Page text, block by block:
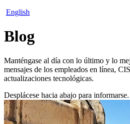
English
Blog
Manténgase al día con lo último y lo
mensajes de los empleados en línea,
actualizaciones tecnológicas.
Desplácese hacia abajo para informarse.